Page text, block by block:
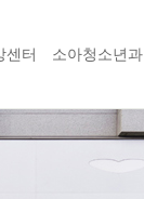
센터 소아청소년과